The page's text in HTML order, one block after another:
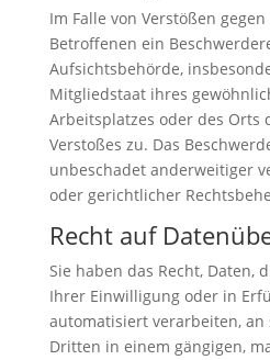
Im Falle von Verstößen
Betroffenen ein
Aufsichtsbehörde,
Mitgliedstaat ihres
Arbeitsplatzes oder des Orts
Verstoßes zu. Das
unbeschadet anderweitiger
oder gerichtlicher
Recht auf
Sie haben das Recht, Daten,
Ihrer Einwilligung oder in
automatisiert verarbeiten, an
Dritten in einem gängigen,